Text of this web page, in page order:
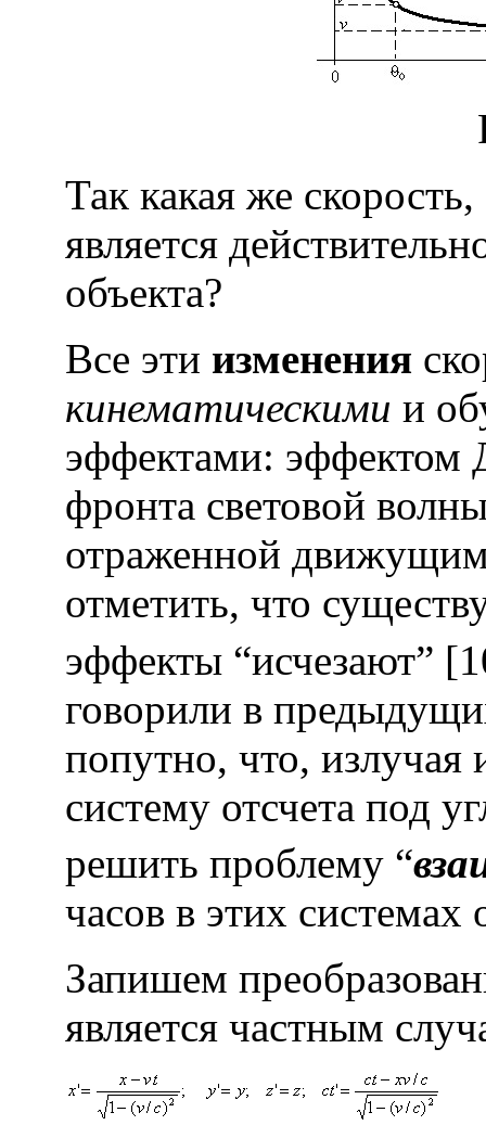
Так какая же
является
объекта?
Все эти изменения
кинематическими и
эффектами: эффектом
фронта световой
отраженной
отметить, что
эффекты “исчезают”
говорили в
попутно, что,
систему отсчета под
решить проблему “
часов в этих системах
Запишем
является частным